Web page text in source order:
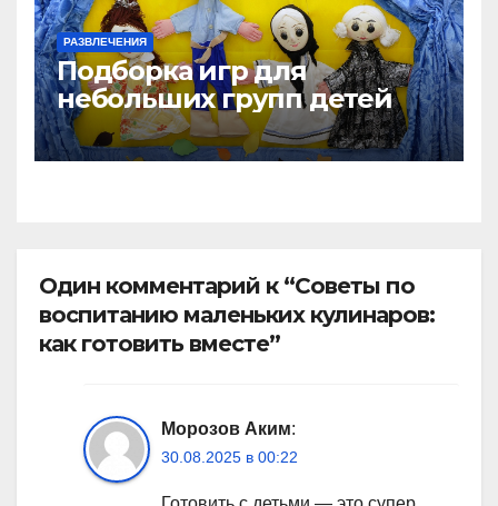
РАЗВЛЕЧЕНИЯ
Подборка игр для
небольших групп детей
Один комментарий к “Советы по
воспитанию маленьких кулинаров:
как готовить вместе”
Морозов Аким:
30.08.2025 в 00:22